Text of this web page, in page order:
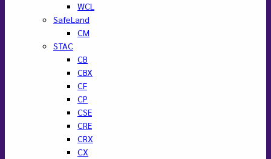
WCL
SafeLand
CM
STAC
CB
CBX
CF
CP
CSE
CRE
CRX
CX